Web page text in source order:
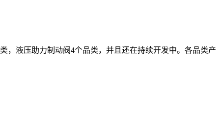
，液压助力制动阀4个品类，并且还在持续开发中。各品类产